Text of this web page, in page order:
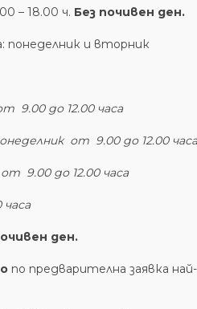
– 18.00 ч. Без почивен ден.
понеделник и вторник
9.00 до 12.00 часа
от 9.00 до 12.00 часа
9.00 до 12.00 часа
ден.
по предварителна заявка